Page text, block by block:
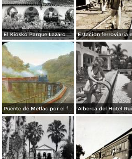
El Kiosko Parque Lazaro Cardenas.
Puente de Metlac por el fotografo C B Waite.